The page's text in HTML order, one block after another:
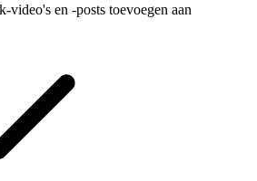
video's en -posts toevoegen aan